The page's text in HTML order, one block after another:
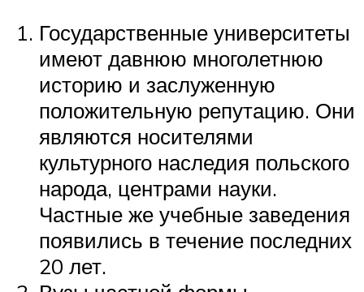
Государственные университеты
имеют давнюю многолетнюю
историю и заслуженную
положительную репутацию. Они
являются носителями
культурного наследия польского
народа, центрами науки.
Частные же учебные заведения
появились в течение последних
20 лет.